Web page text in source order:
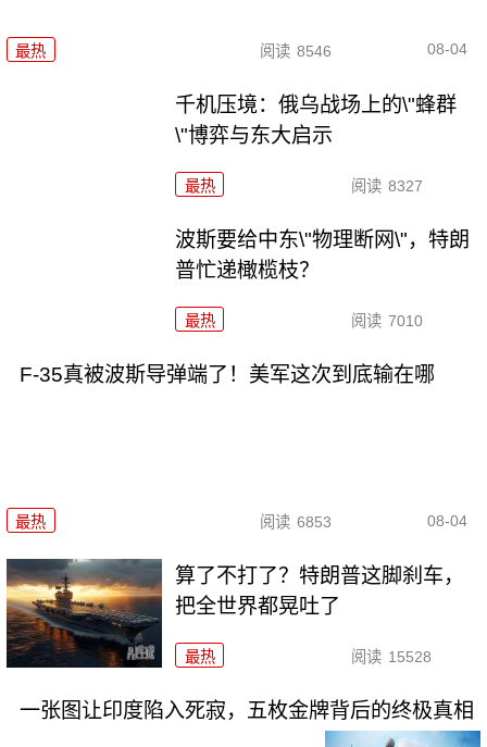
最热 阅读 8546 08-04
千机压境：俄乌战场上的\"蜂群
\"博弈与东大启示
最热 阅读 8327
波斯要给中东\"物理断网\"，特朗
普忙递橄榄枝？
最热 阅读 7010
F-35真被波斯导弹端了！美军这次到底输在哪
最热 阅读 6853 08-04
算了不打了？特朗普这脚刹车，
把全世界都晃吐了
最热 阅读 15528
一张图让印度陷入死寂，五枚金牌背后的终极真相